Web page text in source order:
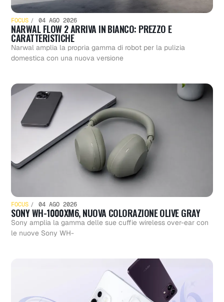
FOCUS 04 AGO 2026
NARWAL FLOW 2 ARRIVA IN BIANCO: PREZZO E
CARATTERISTICHE
Narwal amplia la propria gamma di robot per la pulizia
domestica con una nuova versione
FOCUS 04 AGO 2026
SONY WH-1000XM6, NUOVA COLORAZIONE OLIVE GRAY
Sony amplia la gamma delle sue cuffie wireless over-ear con
le nuove Sony WH-